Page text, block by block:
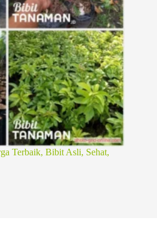
Terbaik, Bibit Asli, Sehat,